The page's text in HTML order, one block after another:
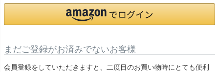
まだご登録がお済みでないお客様
会員登録をしていただきますと、二度目のお買い物時にとても便利